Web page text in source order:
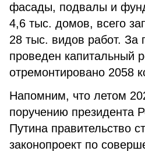
фасады, подвалы и
4,6 тыс. домов, всего
28 тыс. видов работ. За
проведен капитальный
отремонтировано 2058
Напомним, что летом
поручению президента
Путина правительство
законопроект по